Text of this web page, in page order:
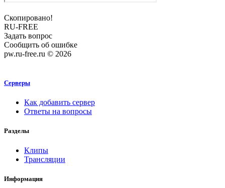
Скопировано!
RU-FREE
Задать вопрос
Сообщить об ошибке
pw.ru-free.ru © 2026
Серверы
Как добавить сервер
Ответы на вопросы
Разделы
Клипы
Трансляции
Информация